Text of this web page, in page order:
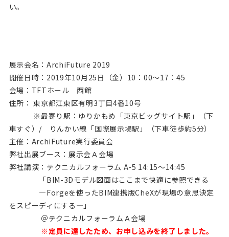
い。
展示会名：ArchiFuture 2019
開催日時：2019年10月25日（金）10：00～17：45
会場：TFTホール 西館
住所： 東京都江東区有明3丁目4番10号
※最寄り駅：ゆりかもめ「東京ビッグサイト駅」（下
車すぐ）/ りんかい線「国際展示場駅」（下車徒歩約5分）
主催：ArchiFuture実行委員会
弊社出展ブース：展示会Ａ会場
弊社講演：テクニカルフォーラム A-5 14:15～14:45
「BIM-3Dモデル図面はここまで快適に参照できる
―Forgeを使ったBIM連携版CheXが現場の意思決定
をスピーディにする―」
＠テクニカルフォーラムＡ会場
※定員に達したため、お申し込みを終了しました。